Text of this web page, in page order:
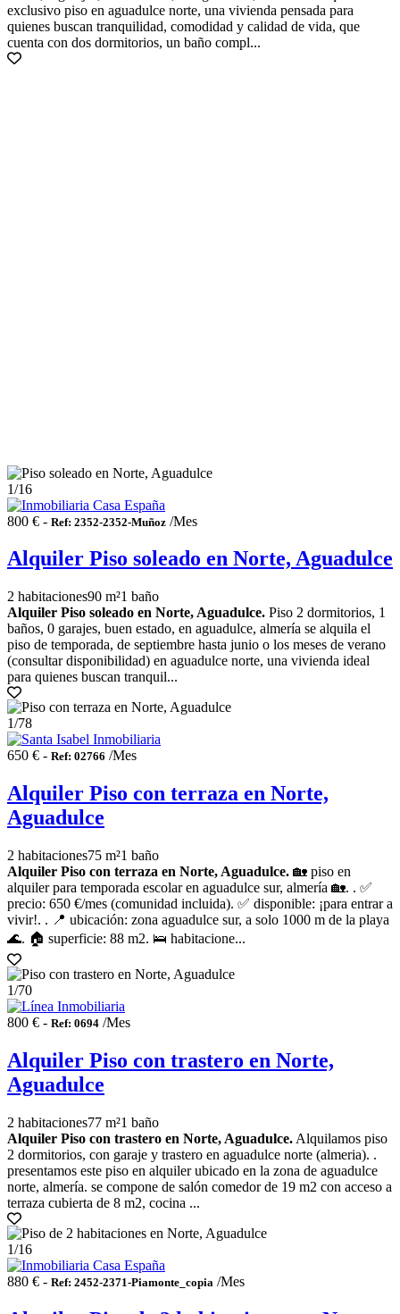
exclusivo piso en aguadulce norte, una vivienda pensada para
quienes buscan tranquilidad, comodidad y calidad de vida, que
cuenta con dos dormitorios, un baño compl...
1/16
800 € - Ref: 2352-2352-Muñoz /Mes
Alquiler Piso soleado en Norte, Aguadulce
2 habitaciones90 m²1 baño
Alquiler Piso soleado en Norte, Aguadulce. Piso 2 dormitorios, 1
baños, 0 garajes, buen estado, en aguadulce, almería se alquila el
piso de temporada, de septiembre hasta junio o los meses de verano
(consultar disponibilidad) en aguadulce norte, una vivienda ideal
para quienes buscan tranquil...
1/78
650 € - Ref: 02766 /Mes
Alquiler Piso con terraza en Norte,
Aguadulce
2 habitaciones75 m²1 baño
Alquiler Piso con terraza en Norte, Aguadulce. 🏡 piso en
alquiler para temporada escolar en aguadulce sur, almería 🏡. . ✅
precio: 650 €/mes (comunidad incluida). ✅ disponible: ¡para entrar a
vivir!. . 📍 ubicación: zona aguadulce sur, a solo 1000 m de la playa
🌊. 🏠 superficie: 88 m2. 🛌 habitacione...
1/70
800 € - Ref: 0694 /Mes
Alquiler Piso con trastero en Norte,
Aguadulce
2 habitaciones77 m²1 baño
Alquiler Piso con trastero en Norte, Aguadulce. Alquilamos piso
2 dormitorios, con garaje y trastero en aguadulce norte (almeria). .
presentamos este piso en alquiler ubicado en la zona de aguadulce
norte, almería. se compone de salón comedor de 19 m2 con acceso a
terraza cubierta de 8 m2, cocina ...
1/16
880 € - Ref: 2452-2371-Piamonte_copia /Mes